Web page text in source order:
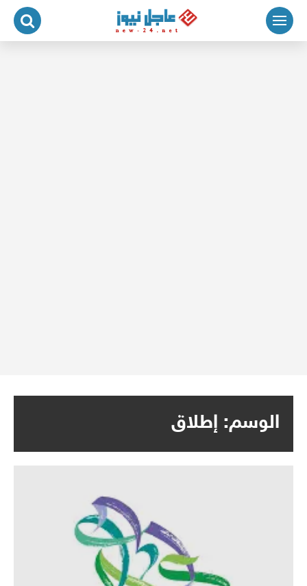
التجاوز
المحتوى
الوسم: إطلاق